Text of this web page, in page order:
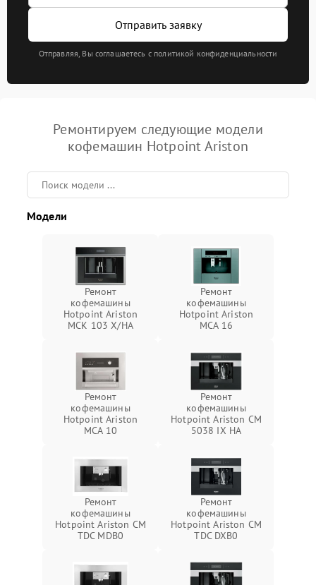
Отправить заявку
Отправляя, Вы соглашаетесь с политикой конфиденциальности
Ремонтируем следующие модели
кофемашин Hotpoint Ariston
Модели
Ремонт
кофемашины
Hotpoint Ariston
MCK 103 X/HA
Ремонт
кофемашины
Hotpoint Ariston
MCA 16
Ремонт
кофемашины
Hotpoint Ariston
MCA 10
Ремонт
кофемашины
Hotpoint Ariston CM
5038 IX HA
Ремонт
кофемашины
Hotpoint Ariston CM
TDC MDB0
Ремонт
кофемашины
Hotpoint Ariston CM
TDC DXB0